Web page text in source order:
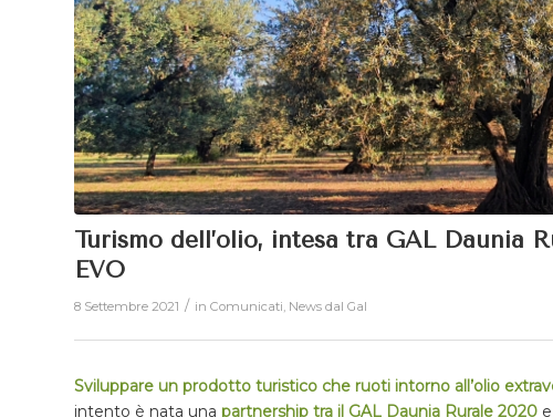
Turismo dell’olio, intesa tra GAL Daunia
EVO
8 Settembre 2021 / in Comunicati News dal Gal
Sviluppare un prodotto turistico che ruoti intorno all’olio
intento è nata una partnership tra il GAL Daunia Rurale 2020